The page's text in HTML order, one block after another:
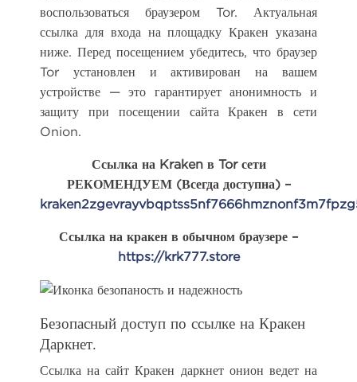
воспользоваться браузером Tor. Актуальная
ссылка для входа на площадку Кракен указана
ниже. Перед посещением убедитесь, что браузер
Tor установлен и активирован на вашем
устройстве — это гарантирует анонимность и
защиту при посещении сайта Кракен в сети
Onion.
Ссылка на Kraken в Tor сети
РЕКОМЕНДУЕМ (Всегда доступна) –
Ссылка на кракен в обычном браузере –
https://krk777.store
Безопасный доступ по ссылке на Кракен
Даркнет.
Ссылка на сайт Кракен даркнет онион ведет на